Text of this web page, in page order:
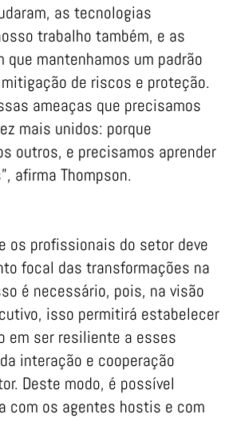
as tecnologias
trabalho também, e as
que mantenhamos um padrão
de riscos e proteção.
ameaças que precisamos
mais unidos: porque
outros, e precisamos aprender
afirma Thompson.
os profissionais do setor deve
focal das transformações na
é necessário, pois, na visão
isso permitirá estabelecer
em ser resiliente a esses
interação e cooperação
Deste modo, é possível
com os agentes hostis e com